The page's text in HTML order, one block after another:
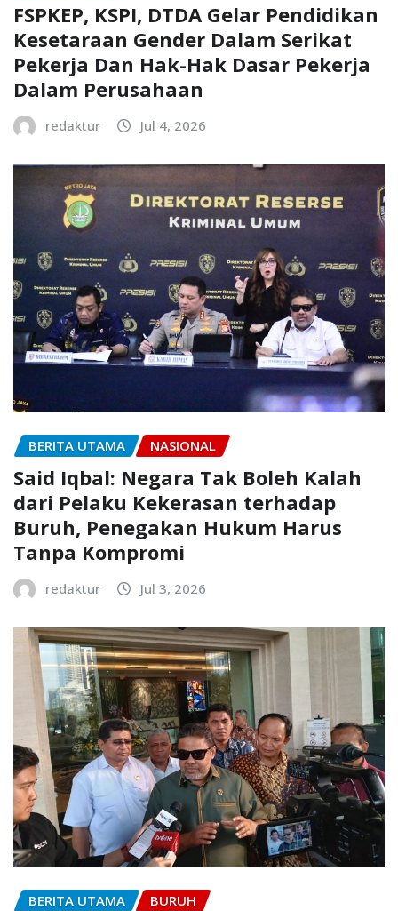
FSPKEP, KSPI, DTDA Gelar Pendidikan
Kesetaraan Gender Dalam Serikat
Pekerja Dan Hak-Hak Dasar Pekerja
Dalam Perusahaan
redaktur Jul 4, 2026
BERITA UTAMA NASIONAL
Said Iqbal: Negara Tak Boleh Kalah
dari Pelaku Kekerasan terhadap
Buruh, Penegakan Hukum Harus
Tanpa Kompromi
redaktur Jul 3, 2026
BERITA UTAMA BURUH